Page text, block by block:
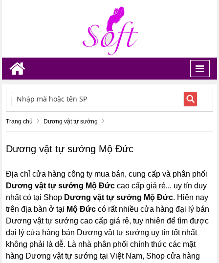
TÌM KIẾM
Trang chủ Dương vật tự sướng
Dương vật tự sướng Mộ Đức
Địa chỉ cửa hàng công ty mua bán, cung cấp và phân phối
Dương vật tự sướng Mộ Đức cao cấp giá rẻ... uy tín duy
nhất có tại Shop Dương vật tự sướng Mộ Đức. Hiện nay
trên địa bàn ở tại Mộ Đức có rất nhiều cửa hàng đại lý bán
Dương vật tự sướng cao cấp giá rẻ, tuy nhiên để tìm được
đại lý cửa hàng bán Dương vật tự sướng uy tín tốt nhất
không phải là dễ. Là nhà phân phối chính thức các mặt
hàng Dương vật tự sướng tại Việt Nam, Shop cửa hàng